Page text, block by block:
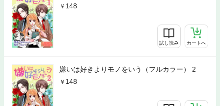
148
試し読み カートへ
嫌いは好きよりモノをいう（フルカラー） 2
148